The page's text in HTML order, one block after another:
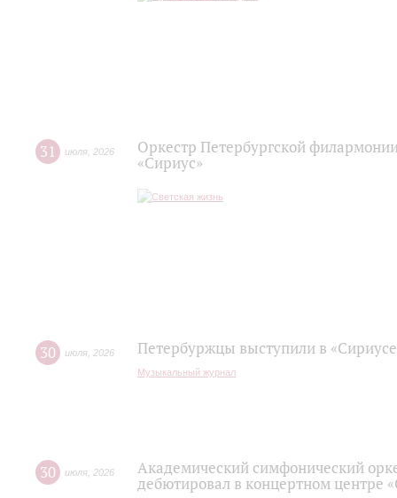
31 июля 2026
Оркестр Петербургской
«Сириус»
30 июля 2026 Петербуржцы выступили в
Музыкальный журнал
30 июля 2026
Академический симфонический
дебютировал в концертном центре